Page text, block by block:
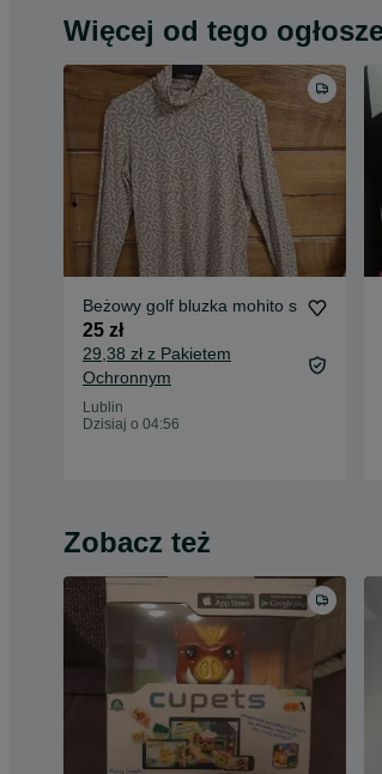
Więcej od tego
Beżowy golf bluzka mohito s
25 zł
29,38 zł z Pakietem
Ochronnym
Lublin
Dzisiaj o 04:56
Zobacz też